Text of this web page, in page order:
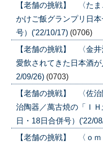
【老舗の挑戦】 〈た
かけご飯グランプリ日
号）('22/10/17) (0706)
【老舗の挑戦】 〈金
愛飲されてきた日本酒
2/09/26) (0703)
【老舗の挑戦】 〈佐
治陶器／萬古焼の「Ｉ
日・18日合併号）('22/
【老舗の挑戦】 〈ｏ